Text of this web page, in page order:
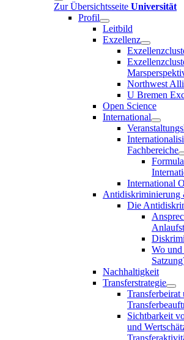
Zur Übersichtsseite Universität
Profil
Leitbild
Exzellenz
Northwest
U Bremen
Open Science
International
Fachbereiche
International
Antidiskriminierung
Die
Wo
Nachhaltigkeit
Transferstrategie
Transferbeirat
Sichtbarkeit
und